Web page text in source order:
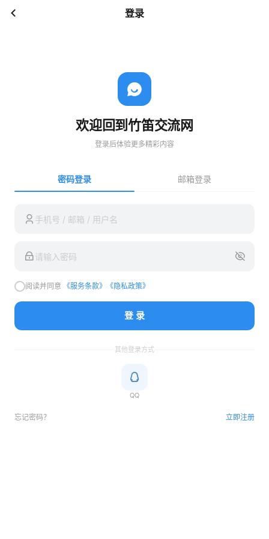
登录
欢迎回到竹笛交流网
登录后体验更多精彩内容
密码登录 邮箱登录
阅读并同意 《服务条款》 《隐私政策》
登 录
其他登录方式
QQ
忘记密码？ 立即注册